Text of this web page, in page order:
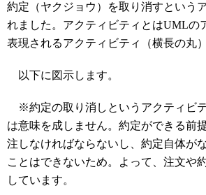
約定（ヤクジョウ）を取り消すという
れました。アクティビティとはUMLの
表現されるアクティビティ（横長の丸
以下に図示します。
※約定の取り消しというアクティビ
は意味を成しません。約定ができる前
注しなければならないし、約定自体が
ことはできないため。よって、注文や
しています。